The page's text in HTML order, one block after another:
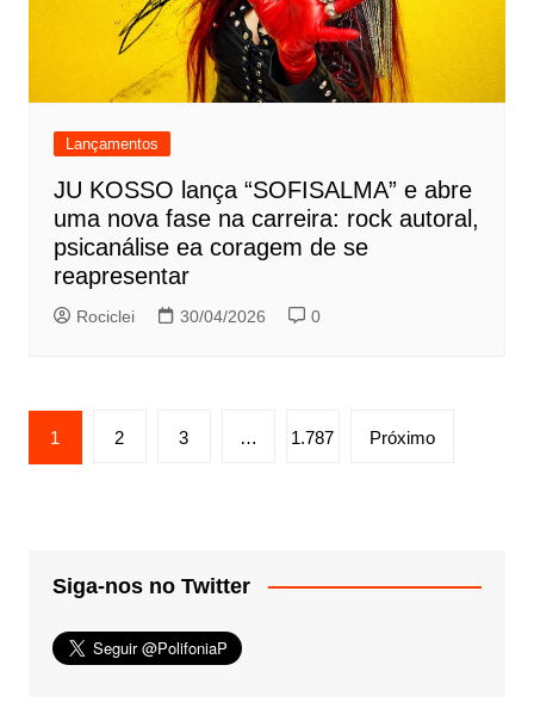
Lançamentos
JU KOSSO lança “SOFISALMA” e abre
uma nova fase na carreira: rock autoral,
psicanálise ea coragem de se
reapresentar
Rociclei 30/04/2026 0
Paginação
de
1 2 3 … 1.787 Próximo
Siga-nos no Twitter